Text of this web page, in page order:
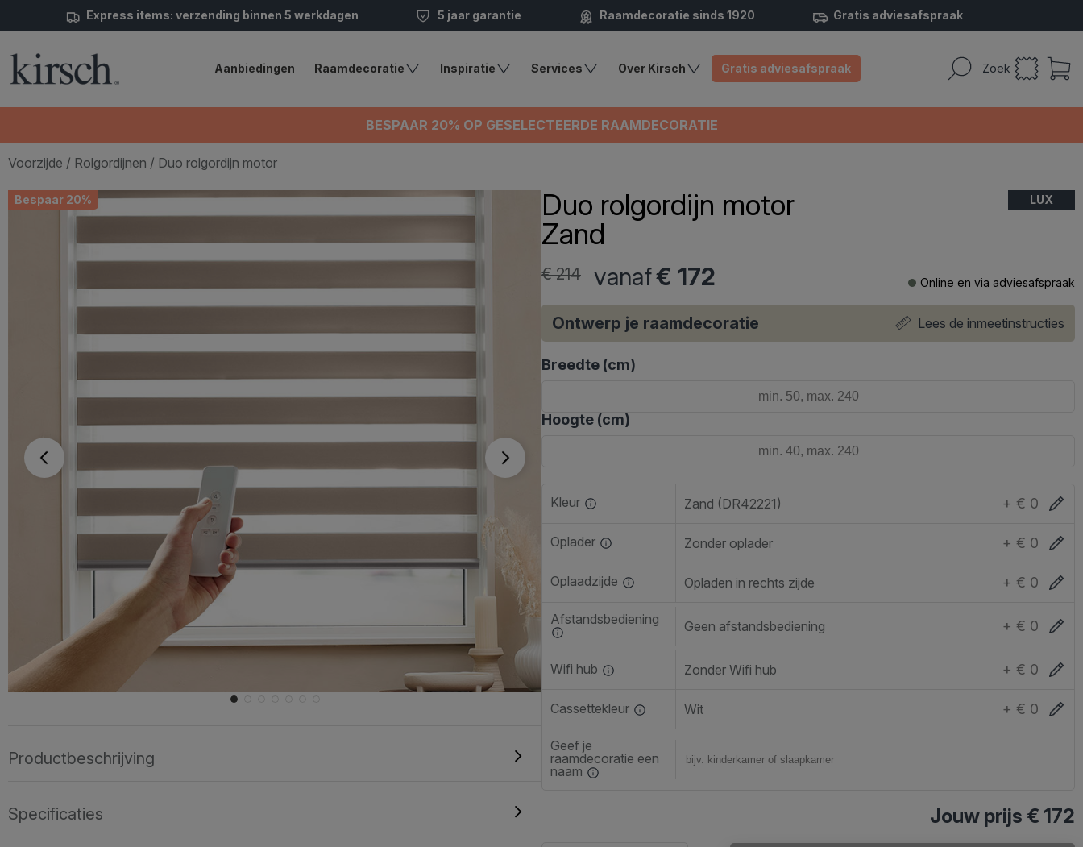
Express items: verzending binnen 5 werkdagen 5 jaar garantie Raamdecoratie sinds 1920 Gratis adviesafspraak
Zoek
Aanbiedingen Raamdecoratie Inspiratie Services Over Kirsch Gratis adviesafspraak
BESPAAR 20% OP GESELECTEERDE RAAMDECORATIE
Voorzijde / Rolgordijnen / Duo rolgordijn motor
Bespaar 20%
Productbeschrijving
Specificaties
Duo rolgordijn motor
Zand
LUX
vanaf€ 172
€ 214 Online en via adviesafspraak
Ontwerp je raamdecoratie Lees de inmeetinstructies
Breedte (cm)
Hoogte (cm)
Kleur Zand (DR42221) + € 0
Oplader Zonder oplader + € 0
Oplaadzijde Opladen in rechts zijde + € 0
Afstandsbediening Geen afstandsbediening + € 0
Wifi hub Zonder Wifi hub + € 0
Cassettekleur Wit + € 0
Geef je
raamdecoratie een
naam
Jouw prijs € 172